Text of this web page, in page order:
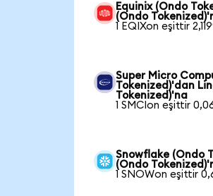
Equinix (Ondo
(Ondo
1 EQIXon eşittir
Super Micro
Tokenized)'dan
Tokenized)'na
1 SMCIon eşittir
Snowflake (Ondo
(Ondo
1 SNOWon eşittir